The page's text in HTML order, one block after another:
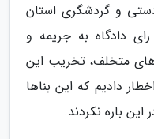
و گردشگری استان
دادگاه به جریمه و
های متخلف، تخریب این
دادیم که این بناها
این باره نکردند.